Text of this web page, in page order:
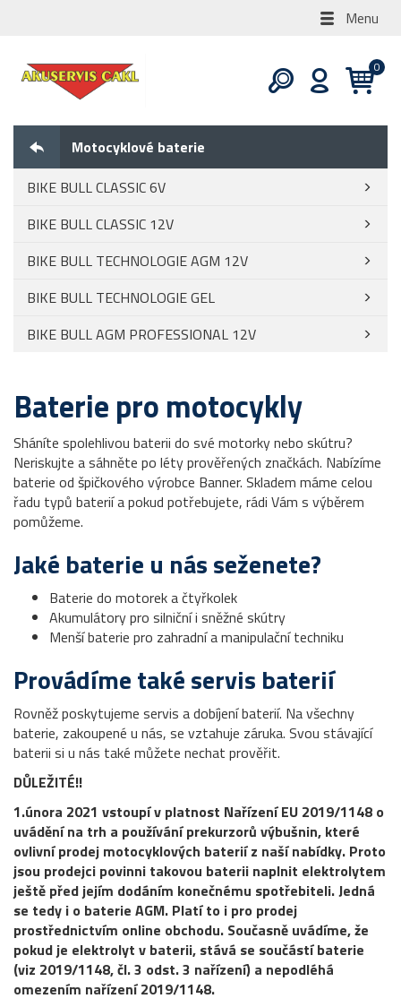
Menu
Motocyklové baterie
BIKE BULL CLASSIC 6V
BIKE BULL CLASSIC 12V
BIKE BULL TECHNOLOGIE AGM 12V
BIKE BULL TECHNOLOGIE GEL
BIKE BULL AGM PROFESSIONAL 12V
Baterie pro motocykly
Sháníte spolehlivou baterii do své motorky nebo skútru?
Neriskujte a sáhněte po léty prověřených značkách. Nabízíme
baterie od špičkového výrobce Banner. Skladem máme celou
řadu typů baterií a pokud potřebujete, rádi Vám s výběrem
pomůžeme.
Jaké baterie u nás seženete?
Baterie do motorek a čtyřkolek
Akumulátory pro silniční i sněžné skútry
Menší baterie pro zahradní a manipulační techniku
Provádíme také servis baterií
Rovněž poskytujeme servis a dobíjení baterií. Na všechny
baterie, zakoupené u nás, se vztahuje záruka. Svou stávající
baterii si u nás také můžete nechat prověřit.
DŮLEŽITÉ!!
1.února 2021 vstoupí v platnost Nařízení EU 2019/1148 o
uvádění na trh a používání prekurzorů výbušnin, které
ovlivní prodej motocyklových baterií z naší nabídky. Proto
jsou prodejci povinni takovou baterii naplnit elektrolytem
ještě před jejím dodáním konečnému spotřebiteli. Jedná
se tedy i o baterie AGM. Platí to i pro prodej
prostřednictvím online obchodu. Současně uvádíme, že
pokud je elektrolyt v baterii, stává se součástí baterie
(viz 2019/1148, čl. 3 odst. 3 nařízení) a nepodléhá
omezením nařízení 2019/1148.